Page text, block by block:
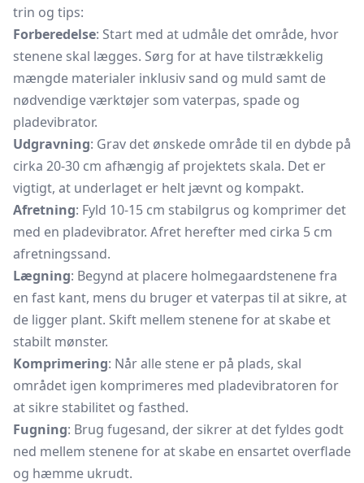
trin og tips:
Forberedelse: Start med at udmåle det område, hvor
stenene skal lægges. Sørg for at have tilstrækkelig
mængde materialer inklusiv sand og muld samt de
nødvendige værktøjer som vaterpas, spade og
pladevibrator.
Udgravning: Grav det ønskede område til en dybde på
cirka 20-30 cm afhængig af projektets skala. Det er
vigtigt, at underlaget er helt jævnt og kompakt.
Afretning: Fyld 10-15 cm stabilgrus og komprimer det
med en pladevibrator. Afret herefter med cirka 5 cm
afretningssand.
Lægning: Begynd at placere holmegaardstenene fra
en fast kant, mens du bruger et vaterpas til at sikre, at
de ligger plant. Skift mellem stenene for at skabe et
stabilt mønster.
Komprimering: Når alle stene er på plads, skal
området igen komprimeres med pladevibratoren for
at sikre stabilitet og fasthed.
Fugning: Brug fugesand, der sikrer at det fyldes godt
ned mellem stenene for at skabe en ensartet overflade
og hæmme ukrudt.